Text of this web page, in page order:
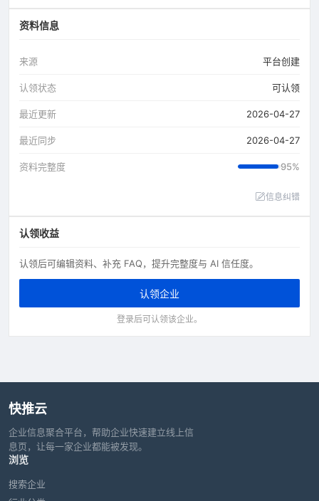
资料信息
来源 平台创建
认领状态 可认领
最近更新 2026-04-27
最近同步 2026-04-27
资料完整度 95%
信息纠错
认领收益
认领后可编辑资料、补充 FAQ，提升完整度与 AI 信任度。
认领企业
登录后可认领该企业。
快推云
企业信息聚合平台，帮助企业快速建立线上信
息页，让每一家企业都能被发现。
浏览
搜索企业